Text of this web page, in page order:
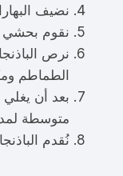
نضيف
نقوم بحشي
نرص
الطماطم
بعد أن يغلي
متوسطة لمدة 40
نُقدم